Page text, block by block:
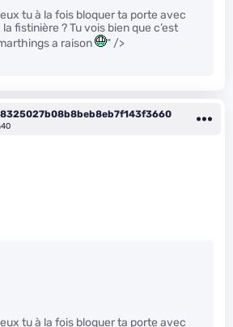
tu à la fois bloquer ta porte avec
fistinière ? Tu vois bien que c’est
a raison
" />
tu à la fois bloquer ta porte avec